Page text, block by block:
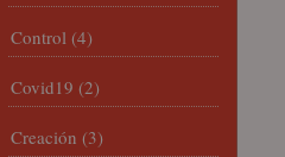
Control (4)
Covid19 (2)
Creación (3)